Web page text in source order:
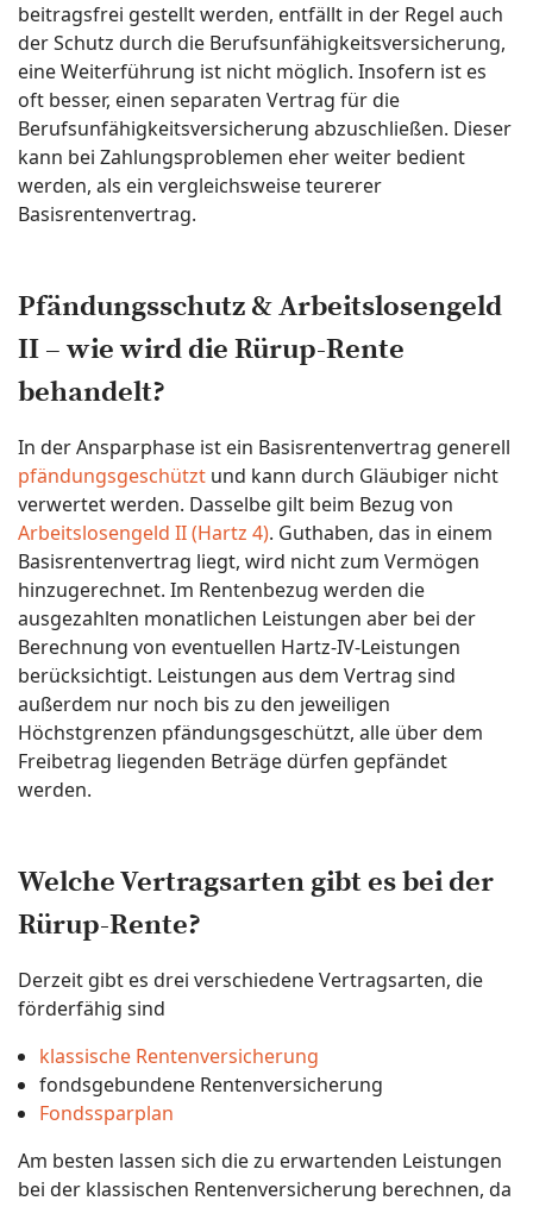
beitragsfrei gestellt werden, entfällt in der Regel auch
der Schutz durch die Berufsunfähigkeitsversicherung,
eine Weiterführung ist nicht möglich. Insofern ist es
oft besser, einen separaten Vertrag für die
Berufsunfähigkeitsversicherung abzuschließen. Dieser
kann bei Zahlungsproblemen eher weiter bedient
werden, als ein vergleichsweise teurerer
Basisrentenvertrag.
Pfändungsschutz & Arbeitslosengeld
II – wie wird die Rürup-Rente
behandelt?
In der Ansparphase ist ein Basisrentenvertrag generell
pfändungsgeschützt und kann durch Gläubiger nicht
verwertet werden. Dasselbe gilt beim Bezug von
Arbeitslosengeld II (Hartz 4). Guthaben, das in einem
Basisrentenvertrag liegt, wird nicht zum Vermögen
hinzugerechnet. Im Rentenbezug werden die
ausgezahlten monatlichen Leistungen aber bei der
Berechnung von eventuellen Hartz-IV-Leistungen
berücksichtigt. Leistungen aus dem Vertrag sind
außerdem nur noch bis zu den jeweiligen
Höchstgrenzen pfändungsgeschützt, alle über dem
Freibetrag liegenden Beträge dürfen gepfändet
werden.
Welche Vertragsarten gibt es bei der
Rürup-Rente?
Derzeit gibt es drei verschiedene Vertragsarten, die
förderfähig sind
klassische Rentenversicherung
fondsgebundene Rentenversicherung
Fondssparplan
Am besten lassen sich die zu erwartenden Leistungen
bei der klassischen Rentenversicherung berechnen, da